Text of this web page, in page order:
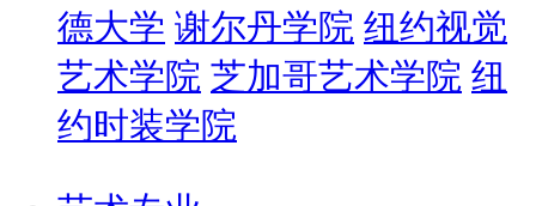
德大学 谢尔丹学院 纽约视觉
艺术学院 芝加哥艺术学院 纽
约时装学院